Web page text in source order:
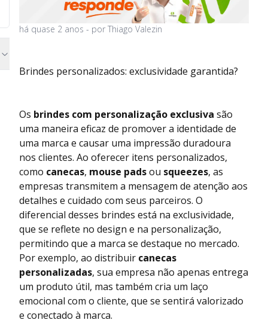
há quase 2 anos - por Thiago Valezin
Brindes personalizados: exclusividade garantida?
Os brindes com personalização exclusiva são
uma maneira eficaz de promover a identidade de
uma marca e causar uma impressão duradoura
nos clientes. Ao oferecer itens personalizados,
como canecas, mouse padsou squeezes, as
empresas transmitem a mensagem de atenção aos
detalhes e cuidado com seus parceiros. O
diferencial desses brindes está na exclusividade,
que se reflete no design e na personalização,
permitindo que a marca se destaque no mercado.
Por exemplo, ao distribuir canecas
personalizadas, sua empresa não apenas entrega
um produto útil, mas também cria um laço
emocional com o cliente, que se sentirá valorizado
e conectado à marca.